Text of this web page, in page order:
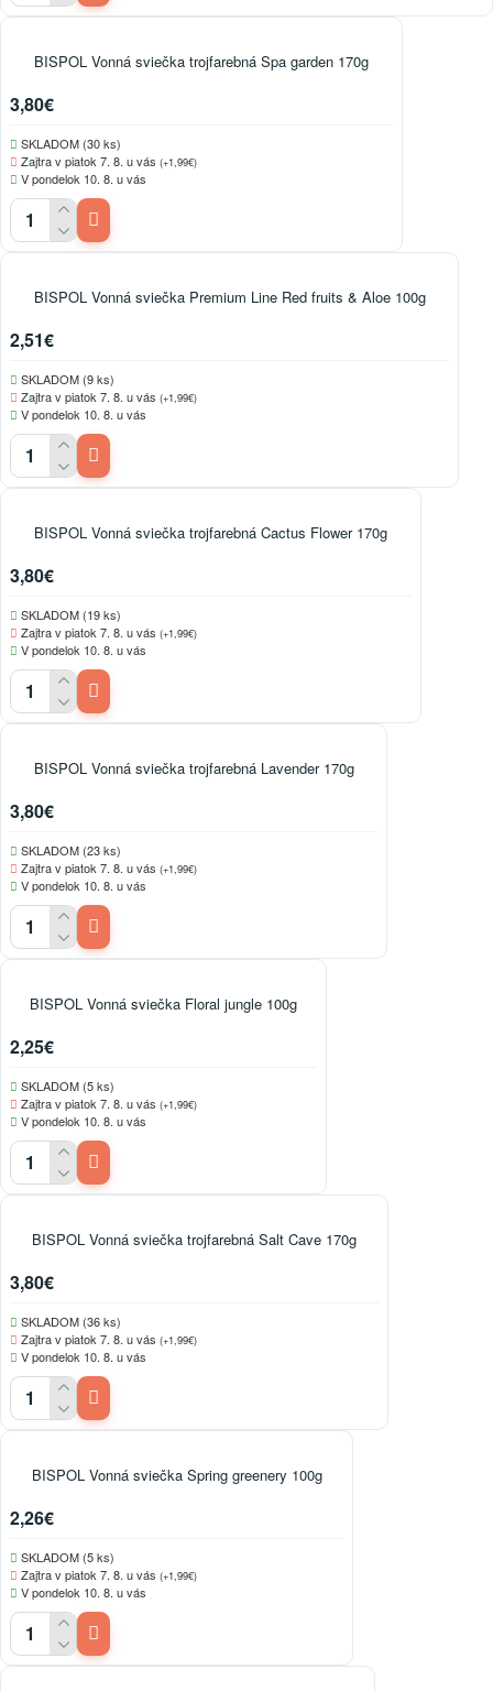
BISPOL Vonná sviečka trojfarebná Spa garden 170g
3,80€
SKLADOM (30 ks)
Zajtra v piatok 7. 8. u vás (+1,99€)
V pondelok 10. 8. u vás
BISPOL Vonná sviečka Premium Line Red fruits & Aloe 100g
2,51€
SKLADOM (9 ks)
Zajtra v piatok 7. 8. u vás (+1,99€)
V pondelok 10. 8. u vás
BISPOL Vonná sviečka trojfarebná Cactus Flower 170g
3,80€
SKLADOM (19 ks)
Zajtra v piatok 7. 8. u vás (+1,99€)
V pondelok 10. 8. u vás
BISPOL Vonná sviečka trojfarebná Lavender 170g
3,80€
SKLADOM (23 ks)
Zajtra v piatok 7. 8. u vás (+1,99€)
V pondelok 10. 8. u vás
BISPOL Vonná sviečka Floral jungle 100g
2,25€
SKLADOM (5 ks)
Zajtra v piatok 7. 8. u vás (+1,99€)
V pondelok 10. 8. u vás
BISPOL Vonná sviečka trojfarebná Salt Cave 170g
3,80€
SKLADOM (36 ks)
Zajtra v piatok 7. 8. u vás (+1,99€)
V pondelok 10. 8. u vás
BISPOL Vonná sviečka Spring greenery 100g
2,26€
SKLADOM (5 ks)
Zajtra v piatok 7. 8. u vás (+1,99€)
V pondelok 10. 8. u vás